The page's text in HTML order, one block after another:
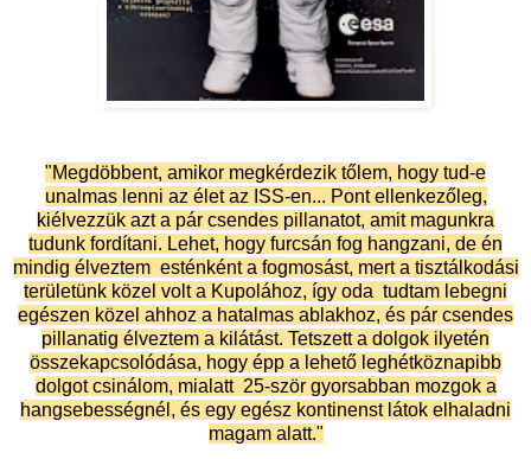
"Megdöbbent, amikor megkérdezik tőlem, hogy tud-e
unalmas lenni az élet az ISS-en... Pont ellenkezőleg,
kiélvezzük azt a pár csendes pillanatot, amit magunkra
tudunk fordítani. Lehet, hogy furcsán fog hangzani, de én
mindig élveztem esténként a fogmosást, mert a tisztálkodási
területünk közel volt a Kupolához, így oda tudtam lebegni
egészen közel ahhoz a hatalmas ablakhoz, és pár csendes
pillanatig élveztem a kilátást. Tetszett a dolgok ilyetén
összekapcsolódása, hogy épp a lehető leghétköznapibb
dolgot csinálom, mialatt 25-ször gyorsabban mozgok a
hangsebességnél, és egy egész kontinenst látok elhaladni
magam alatt."